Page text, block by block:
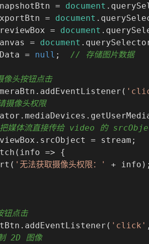
= document
= document
= document
= document
= null ; // 存储图片数据
头按钮点击
像头权限
媒体流直接传给 video 的
= stream;
info => {
'无法获取摄像头权限：'
+ info);
点击
'click'
2D 图像